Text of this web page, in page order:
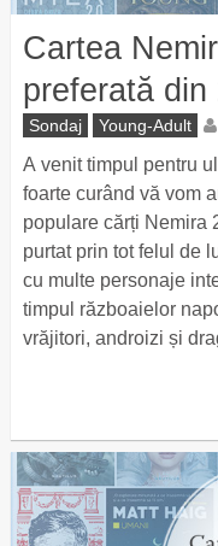
Cartea
preferată din
Sondaj Young-Adult
A venit timpul pentru
foarte curând vă vom
populare cărți Nemira
purtat prin tot felul de
cu multe personaje
timpul războaielor
vrăjitori, androizi și